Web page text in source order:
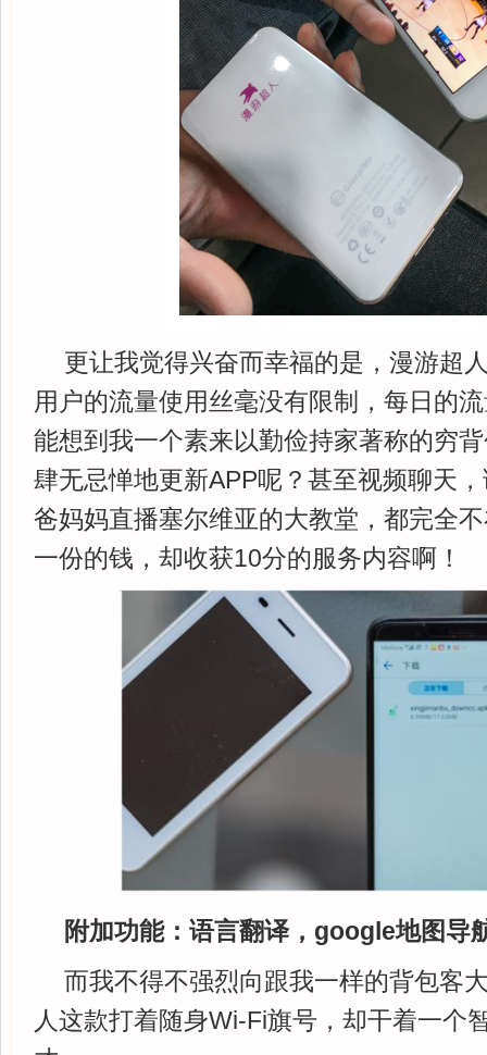
更让我觉得兴奋而幸福的是，漫游超
用户的流量使用丝毫没有限制，每日的
能想到我一个素来以勤俭持家著称的穷
肆无忌惮地更新APP呢？甚至视频聊天
爸妈妈直播塞尔维亚的大教堂，都完全
一份的钱，却收获10分的服务内容啊！
附加功能： 语言翻译， google地图导
而我不得不强烈向跟我一样的背包客
人这款打着随身Wi-Fi旗号，却干着一个